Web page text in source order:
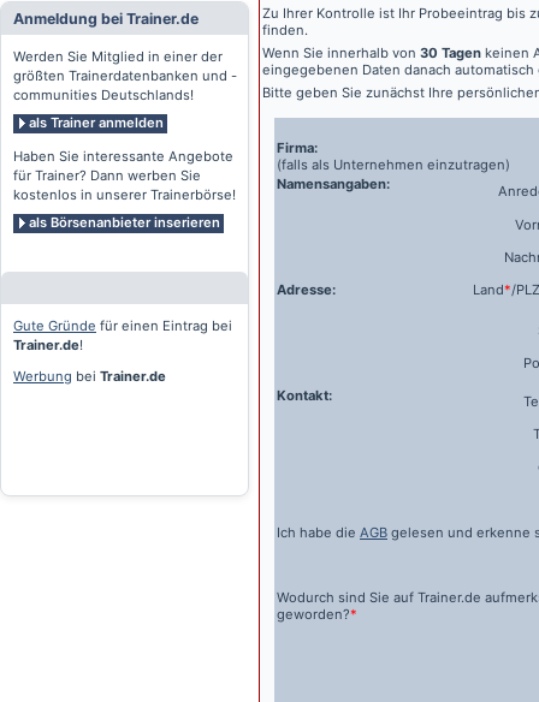
Anmeldung bei Trainer.de
Werden Sie Mitglied in einer der
größten Trainerdatenbanken und -
communities Deutschlands!
als Trainer anmelden
Haben Sie interessante Angebote
für Trainer? Dann werben Sie
kostenlos in unserer Trainerbörse!
als Börsenanbieter inserieren
Gute Gründe für einen Eintrag bei
Trainer.de!
Werbung bei Trainer.de
Zu Ihrer Kontrolle ist Ihr Probeeintrag bis
finden.
Wenn Sie innerhalb von 30 Tagen keinen
eingegebenen Daten danach automatisch
Bitte geben Sie zunächst Ihre
Firma:
(falls als Unternehmen einzutragen)
Namensangaben:
Adresse:
Land*/PLZ
Kontakt:
Ich habe die AGB gelesen und erkenne
Wodurch sind Sie auf Trainer.de
geworden?*